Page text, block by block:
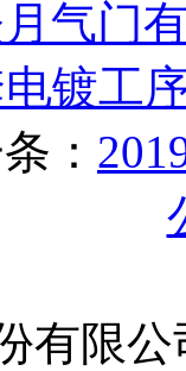
气门
镀工
：
有限公